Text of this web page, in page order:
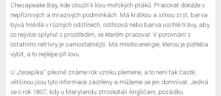
Chesapeake Bay, kde sloužil k lovu mořských ptáků. Pracovat dokáže v
nepříznivých a mrazivých podmínkách. Má krátkou a silnou srst, barva
bývá hnědá v různých odstínech, ostřicová nebo barva uschlé trávy, aby
co nejvíce splynul s prostředím, ve kterém pracoval. V porovnání s
ostatními retrívry je samostatnější. Má mnoho energie, kterou je potřeba
vybít, a to nejlépe při lovu.
U „česepíka“ přesně známe rok vzniku plemene, a to není tak časté,
většinou jsou tyto informace zastřeny a můžeme se jen domnívat. Jedná
se o rok 1807, kdy u Marylandu ztroskotali Angličani, posádku